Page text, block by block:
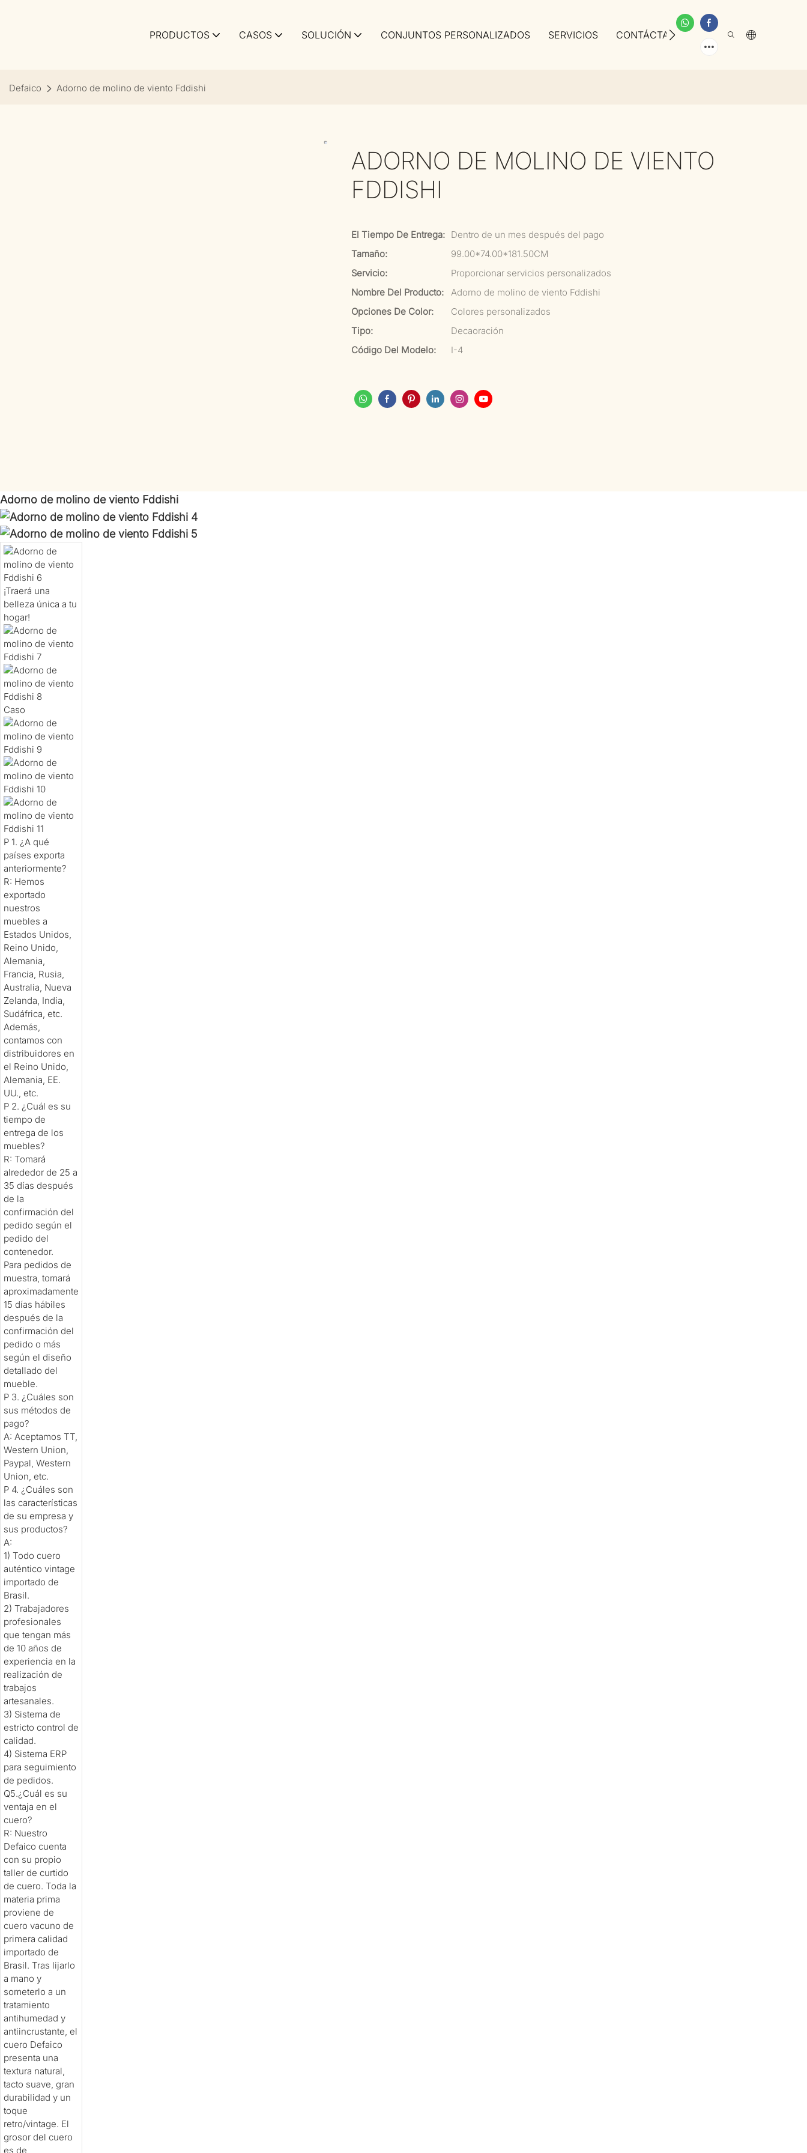
PRODUCTOS CASOS SOLUCIÓN CONJUNTOS PERSONALIZADOS SERVICIOS CONTÁCTANOS SOBRE NOSOTROS
Defaico Adorno de molino de viento Fddishi
ADORNO DE MOLINO DE VIENTO
FDDISHI
El Tiempo De Entrega: Dentro de un mes después del pago
Tamaño:
99.00*74.00*181.50CM
Servicio:
Proporcionar servicios personalizados
Nombre Del Producto:
Adorno de molino de viento Fddishi
Opciones De Color:
Colores personalizados
Tipo:
Decaoración
Código Del Modelo:
I-4
Adorno de molino de viento Fddishi
¡Traerá una
belleza única a tu
hogar!
Caso
P 1. ¿A qué
países exporta
anteriormente?
R: Hemos
exportado
nuestros
muebles a
Estados Unidos,
Reino Unido,
Alemania,
Francia, Rusia,
Australia, Nueva
Zelanda, India,
Sudáfrica, etc.
Además,
contamos con
distribuidores en
el Reino Unido,
Alemania, EE.
UU., etc.
P 2. ¿Cuál es su
tiempo de
entrega de los
muebles?
R: Tomará
alrededor de 25 a
35 días después
de la
confirmación del
pedido según el
pedido del
contenedor.
Para pedidos de
muestra, tomará
aproximadamente
15 días hábiles
después de la
confirmación del
pedido o más
según el diseño
detallado del
mueble.
P 3. ¿Cuáles son
sus métodos de
pago?
A: Aceptamos TT,
Western Union,
Paypal, Western
Union, etc.
P 4. ¿Cuáles son
las características
de su empresa y
sus productos?
A:
1) Todo cuero
auténtico vintage
importado de
Brasil.
2) Trabajadores
profesionales
que tengan más
de 10 años de
experiencia en la
realización de
trabajos
artesanales.
3) Sistema de
estricto control de
calidad.
4) Sistema ERP
para seguimiento
de pedidos.
Q5.¿Cuál es su
ventaja en el
cuero?
R: Nuestro
Defaico cuenta
con su propio
taller de curtido
de cuero. Toda la
materia prima
proviene de
cuero vacuno de
primera calidad
importado de
Brasil. Tras lijarlo
a mano y
someterlo a un
tratamiento
antihumedad y
antiincrustante, el
cuero Defaico
presenta una
textura natural,
tacto suave, gran
durabilidad y un
toque
retro/vintage. El
grosor del cuero
es de